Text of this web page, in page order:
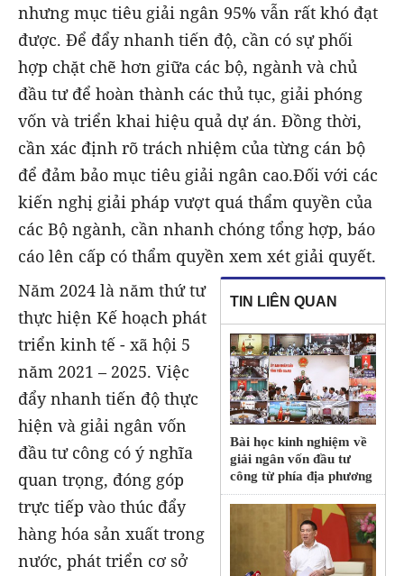
nhưng mục tiêu giải ngân 95% vẫn rất khó đạt
được. Để đẩy nhanh tiến độ, cần có sự phối
hợp chặt chẽ hơn giữa các bộ, ngành và chủ
đầu tư để hoàn thành các thủ tục, giải phóng
vốn và triển khai hiệu quả dự án. Đồng thời,
cần xác định rõ trách nhiệm của từng cán bộ
để đảm bảo mục tiêu giải ngân cao.Đối với các
kiến nghị giải pháp vượt quá thẩm quyền của
các Bộ ngành, cần nhanh chóng tổng hợp, báo
cáo lên cấp có thẩm quyền xem xét giải quyết.
TIN LIÊN QUAN
Bài học kinh nghiệm về
giải ngân vốn đầu tư
công từ phía địa phương
Năm 2024 là năm thứ tư
thực hiện Kế hoạch phát
triển kinh tế - xã hội 5
năm 2021 – 2025. Việc
đẩy nhanh tiến độ thực
hiện và giải ngân vốn
đầu tư công có ý nghĩa
quan trọng, đóng góp
trực tiếp vào thúc đẩy
hàng hóa sản xuất trong
nước, phát triển cơ sở